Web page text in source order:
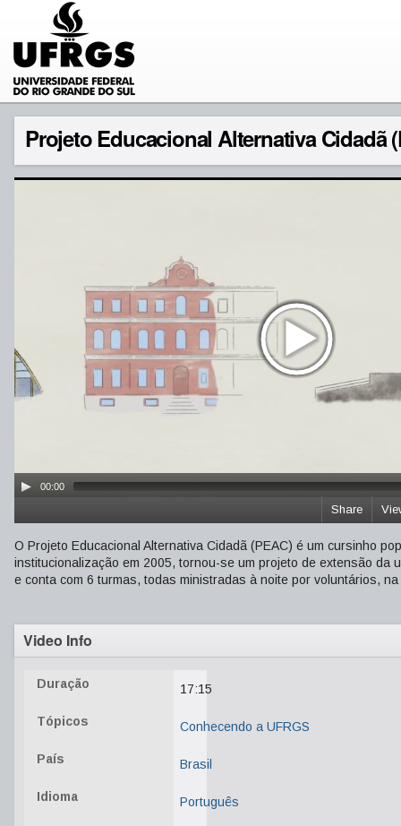
Projeto Educacional Alternativa Cidadã
00:00
Share
O Projeto Educacional Alternativa Cidadã (PEAC) é um cursinho
institucionalização em 2005, tornou-se um projeto de extensão da
e conta com 6 turmas, todas ministradas à noite por voluntários,
Video Info
Duração 17:15
Tópicos Conhecendo a UFRGS
País Brasil
Idioma Português